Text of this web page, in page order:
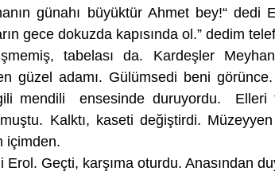
günahı büyüktür Ahmet bey!“ dedi
gece dokuzda kapısında ol.” dedim
tabelası da. Kardeşler
güzel adamı. Gülümsedi beni
mendili  ensesinde duruyordu.  Elleri
Kalktı, kaseti değiştirdi.
içimden.
Erol. Geçti, karşıma oturdu. Anasından